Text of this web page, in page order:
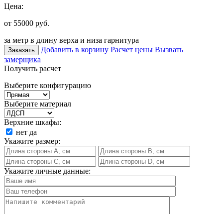
Цена:
от 55000 руб.
за метр в длину верха и низа гарнитура
Заказать Добавить в корзину Расчет цены Вызвать
замерщика
Получить расчет
Выберите конфигурацию
Выберите материал
Верхние шкафы:
нет да
Укажите размер:
Укажите личные данные: